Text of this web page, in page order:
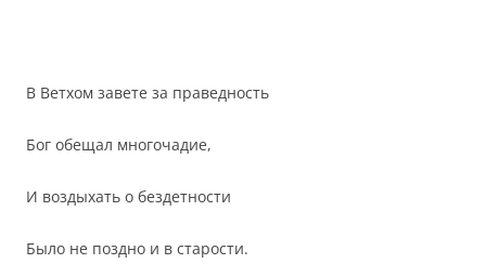
В Ветхом завете за праведность
Бог обещал многочадие,
И воздыхать о бездетности
Было не поздно и в старости.